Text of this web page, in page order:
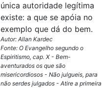
única autoridade legítima
existe: a que se apóia no
exemplo que dá do bem.
Autor: Allan Kardec
Fonte: O Evangelho segundo o
Espiritismo, cap. X - Bem-
aventurados os que são
misericordiosos - Não julgueis, para
não serdes julgados - Atire a primeira